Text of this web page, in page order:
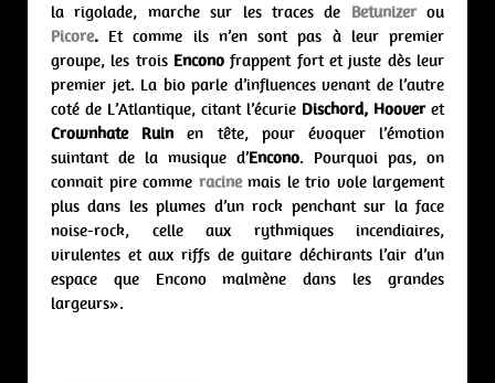
la rigolade, marche sur les traces de Betunizerou
Picore. Et comme ils n’en sont pas à leur premier
groupe, les trois Encono frappent fort et juste dès leur
premier jet. La bio parle d’influences venant de l’autre
coté de L’Atlantique, citant l’écurie Dischord, Hooveret
Crownhate Ruin en tête, pour évoquer l’émotion
suintant de la musique d’Encono. Pourquoi pas, on
connait pire comme racinemais le trio vole largement
plus dans les plumes d’un rock penchant sur la face
noise-rock, celle aux rythmiques incendiaires,
virulentes et aux riffs de guitare déchirants l’air d’un
espace que Encono malmène dans les grandes
largeurs».